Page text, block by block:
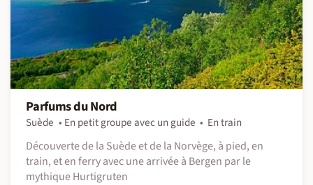
Parfums du Nord
Suède En petit groupe avec un guide
En train
Découverte de la Suède et de la Norvège, à pied, en
train, et en ferry avec une arrivée à Bergen par le
mythique Hurtigruten